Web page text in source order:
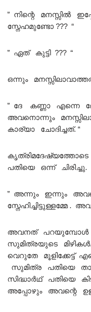
” നിന്റെ മനസ്സിൽ
സ്നേഹമുണ്ടോ ??? “
” ഏത് കുട്ടി ??? “
ഒന്നും
” ദേ കണ്ണാ എന്നെ
അവനൊന്നും
കാര്യാ ചോദിച്ചത്. “
പതിയെ ഒന്ന് ചിരിച്ചു.
” അന്നും ഇന്നും
സ്നേഹിച്ചിട്ടുള്ളമ്മേ
അവനത് പറയുമ്പോൾ
സുമിത്രയുടെ
വെറുതേ മൂളിക്കേട്ട്
സുമിത്ര പതിയെ
സിദ്ധാർഥ് പതിയെ
അപ്പോഴും അവന്റെ